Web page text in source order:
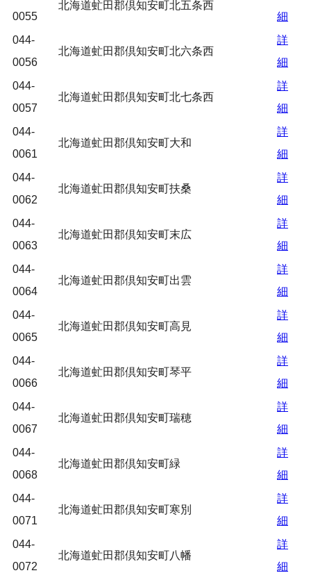
0055
北海道虻田郡倶知安町北五条西
細
044-
0056
北海道虻田郡倶知安町北六条西
詳
細
044-
0057
北海道虻田郡倶知安町北七条西
詳
細
044-
0061
北海道虻田郡倶知安町大和
詳
細
044-
0062
北海道虻田郡倶知安町扶桑
詳
細
044-
0063
北海道虻田郡倶知安町末広
詳
細
044-
0064
北海道虻田郡倶知安町出雲
詳
細
044-
0065
北海道虻田郡倶知安町高見
詳
細
044-
0066
北海道虻田郡倶知安町琴平
詳
細
044-
0067
北海道虻田郡倶知安町瑞穂
詳
細
044-
0068
北海道虻田郡倶知安町緑
詳
細
044-
0071
北海道虻田郡倶知安町寒別
詳
細
044-
0072
北海道虻田郡倶知安町八幡
詳
細